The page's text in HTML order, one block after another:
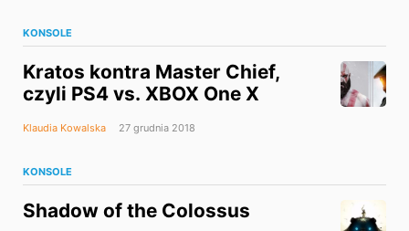
KONSOLE
Kratos kontra Master Chief,
czyli PS4 vs. XBOX One X
Klaudia Kowalska 27 grudnia 2018
KONSOLE
Shadow of the Colossus